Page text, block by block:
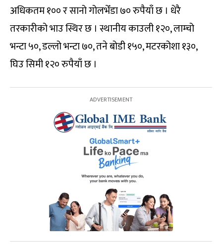
अधिकतम १०० र सानो गोलभेँडा ७० रुपैयाँ छ । धेरै
तरकारीको भाउ स्थिर छ । स्थानीय काउली १२०, लाम्चो
भन्टा ५०, डल्लो भन्टा ७०, तने बोडी १५०, मटरकोशा १३०,
घिउ सिमी १२० रुपैयाँ छ ।